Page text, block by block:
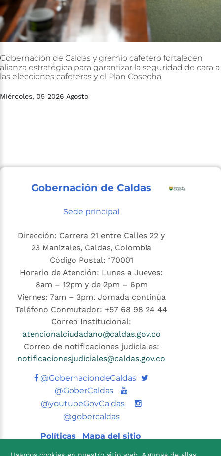
Gobernación de Caldas y gremio cafetero fortalecen
alianza estratégica para garantizar la seguridad de cara a
las elecciones cafeteras y el Plan Cosecha
Miércoles, 05 2026 Agosto
Gobernación de Caldas
Sede principal
Dirección: Carrera 21 entre Calles 22 y
23 Manizales, Caldas, Colombia
Código Postal: 170001
Horario de Atención: Lunes a Jueves:
8am – 12pm y de 2pm – 6pm
Viernes: 7am – 3pm. Jornada continúa
Teléfono Conmutador: +57 68 98 24 44
Correo Institucional:
atencionalciudadano@caldas.gov.co
Correo de notificaciones judiciales:
notificacionesjudiciales@caldas.gov.co
@GobernaciondeCaldas Twitter
@GoberCaldas
Youtube
@youtubeGovCaldas
@gobercaldas
Políticas Mapa del sitio